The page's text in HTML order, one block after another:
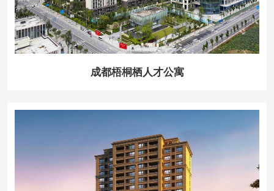
成都梧桐栖人才公寓